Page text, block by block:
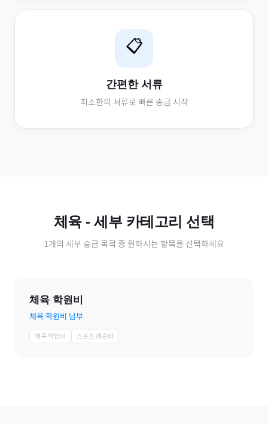
📋
간편한 서류
최소한의 서류로 빠른 송금 시작
체육- 세부 카테고리 선택
1개의 세부 송금 목적 중 원하시는 항목을 선택하세요
체육 학원비
체육 학원비 납부
체육 학원비 스포츠 레슨비